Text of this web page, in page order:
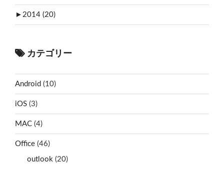
► 2014 (20)
カテゴリー
Android (10)
iOS (3)
MAC (4)
Office (46)
outlook (20)